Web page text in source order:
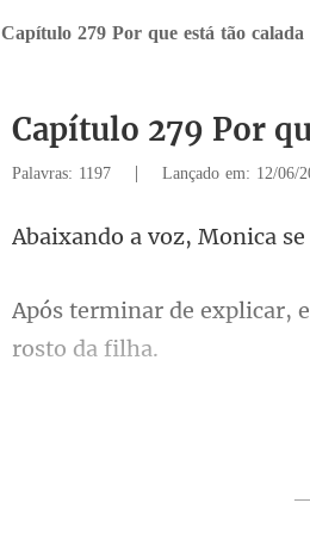
Capítulo 279 Por que está tão calada
Capítulo 279 Por
Palavras: 1197 | Lançado em: 12/06/